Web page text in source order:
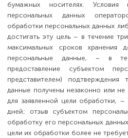
бумажных носителях.
персональных данных
обработки персональных данных
достигать эту цель – в течение
максимальных сроков хранения
персональные данные, – в
предоставление субъектом
представителем) подтверждения
данные получены незаконно или
для заявленной цели обработки,
дней; отзыв субъектом
обработку его персональных
цели их обработки более не